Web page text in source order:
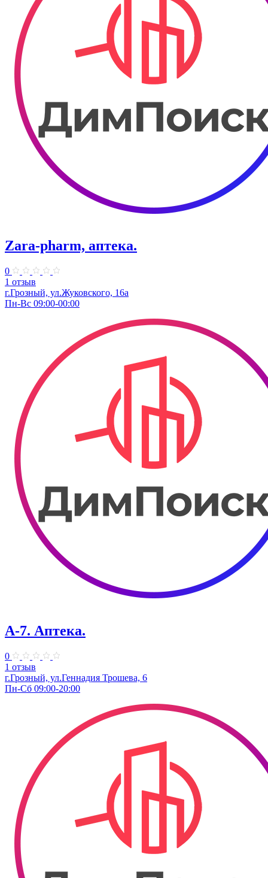
Zara-pharm, аптека.
0
1 отзыв
г.Грозный, ул.Жуковского, 16а
Пн-Вс 09:00-00:00
А-7. Аптека.
0
1 отзыв
г.Грозный, ул.Геннадия Трошева, 6
Пн-Сб 09:00-20:00